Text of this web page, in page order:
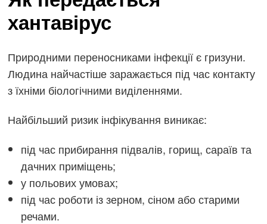
хантавірус
Природними переносниками інфекції є гризуни.
Людина найчастіше заражається під час контакту
з їхніми біологічними виділеннями.
Найбільший ризик інфікування виникає:
під час прибирання підвалів, горищ, сараїв та
дачних приміщень;
у польових умовах;
під час роботи із зерном, сіном або старими
речами.